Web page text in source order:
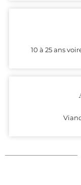
10 à 25 ans